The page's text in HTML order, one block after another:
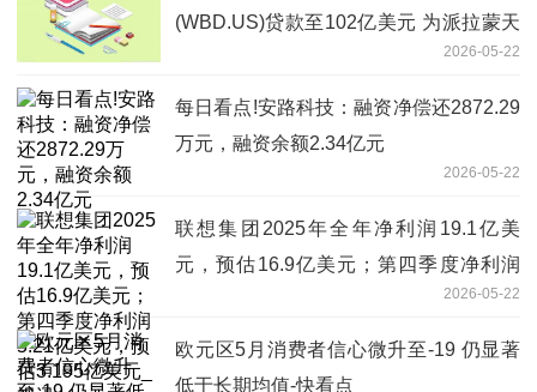
(WBD.US)贷款至102亿美元 为派拉蒙天
2026-05-22
每日看点!安路科技：融资净偿还2872.29
万元，融资余额2.34亿元
2026-05-22
联想集团2025年全年净利润19.1亿美
元，预估16.9亿美元；第四季度净利润
5.21亿美元，预估3.195亿美元_视讯2026-05-22
欧元区5月消费者信心微升至-19 仍显著
低于长期均值-快看点